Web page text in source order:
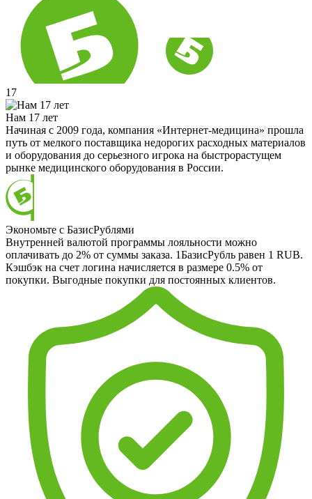
17
Нам 17 лет
Начиная с 2009 года, компания «Интернет-медицина» прошла
путь от мелкого поставщика недорогих расходных материалов
и оборудования до серьезного игрока на быстрорастущем
рынке медицинского оборудования в России.
Экономьте с БазисРублями
Внутренней валютой программы лояльности можно
оплачивать до 2% от суммы заказа. 1БазисРубль равен 1 RUB.
Кэшбэк на счет логина начисляется в размере 0.5% от
покупки. Выгодные покупки для постоянных клиентов.